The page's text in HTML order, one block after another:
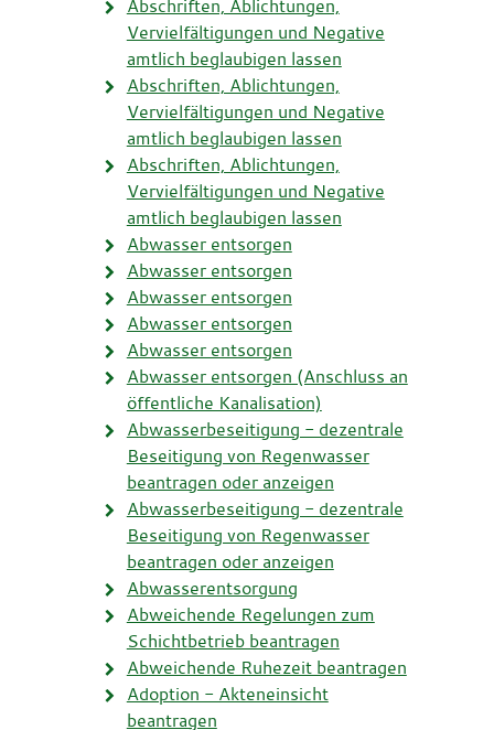
Abschriften, Ablichtungen,
Vervielfältigungen und Negative
amtlich beglaubigen lassen
Abschriften, Ablichtungen,
Vervielfältigungen und Negative
amtlich beglaubigen lassen
Abschriften, Ablichtungen,
Vervielfältigungen und Negative
amtlich beglaubigen lassen
Abwasser entsorgen
Abwasser entsorgen
Abwasser entsorgen
Abwasser entsorgen
Abwasser entsorgen
Abwasser entsorgen (Anschluss an
öffentliche Kanalisation)
Abwasserbeseitigung - dezentrale
Beseitigung von Regenwasser
beantragen oder anzeigen
Abwasserbeseitigung - dezentrale
Beseitigung von Regenwasser
beantragen oder anzeigen
Abwasserentsorgung
Abweichende Regelungen zum
Schichtbetrieb beantragen
Abweichende Ruhezeit beantragen
Adoption - Akteneinsicht
beantragen